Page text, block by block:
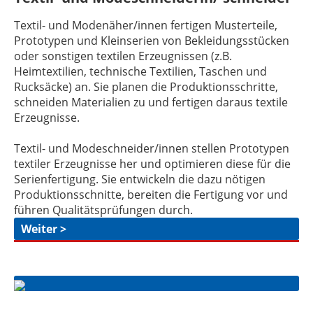
Textil- und Modenäher/innen fertigen Musterteile,
Prototypen und Kleinserien von Bekleidungsstücken
oder sonstigen textilen Erzeugnissen (z.B.
Heimtextilien, technische Textilien, Taschen und
Rucksäcke) an. Sie planen die Produktionsschritte,
schneiden Materialien zu und fertigen daraus textile
Erzeugnisse.
Textil- und Modeschneider/innen stellen Prototypen
textiler Erzeugnisse her und optimieren diese für die
Serienfertigung. Sie entwickeln die dazu nötigen
Produktionsschnitte, bereiten die Fertigung vor und
führen Qualitätsprüfungen durch.
Weiter >